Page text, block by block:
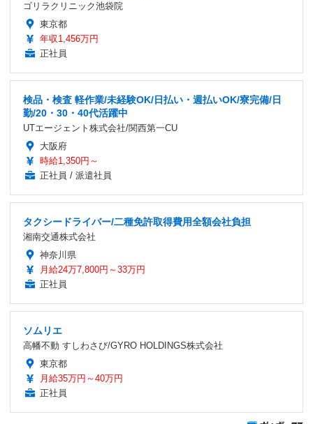
ゴリラクリニック池袋院
東京都
年収1,456万円
正社員
検品・検査 軽作業/未経験OK/日払い・週払いOK/寮完備/日
勤/20・30・40代活躍中
UTエージェント株式会社/関西第一CU
大阪府
時給1,350円～
正社員 / 派遣社員
タクシードライバー/二種免許取得費用全額会社負担
湘南交通株式会社
神奈川県
月給24万7,800円～33万円
正社員
ソムリエ
高幡不動 すしわさび/GYRO HOLDINGS株式会社
東京都
月給35万円～40万円
正社員